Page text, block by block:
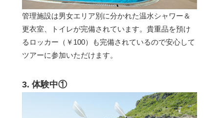
管理施設は男女エリア別に分かれた温水シャワー＆
更衣室、トイレが完備されています。貴重品を預け
るロッカー（￥100）も完備されているので安心して
ツアーに参加いただけます。
3. 体験中①